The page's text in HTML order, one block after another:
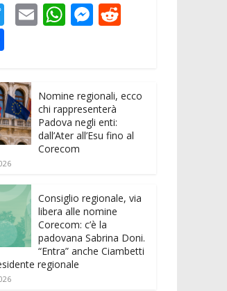
T
er
E W
A
p
p
M
n
g
er
t
n
di
vi
di
Nomine regionali, ecco
chi rappresenterà
Padova negli enti:
dall’Ater all’Esu fino al
Corecom
Consiglio regionale, via
libera alle nomine
Corecom: c’è la
padovana Sabrina Doni.
“Entra” anche Ciambetti
regionale